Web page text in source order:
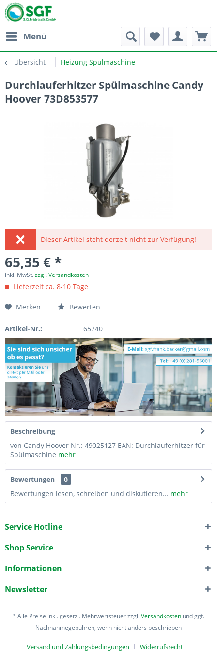
Menü
Übersicht Heizung Spülmaschine
Durchlauferhitzer Spülmaschine Candy
Hoover 73D853577
Dieser Artikel steht derzeit nicht zur Verfügung!
65,35 € *
inkl. MwSt.zzgl. Versandkosten
Lieferzeit ca. 8-10 Tage
Merken Bewerten
Artikel-Nr.: 65740
Beschreibung
von Candy Hoover Nr.: 49025127 EAN: Durchlauferhitzer für
Spülmaschine mehr
Bewertungen
0
Bewertungen lesen, schreiben und diskutieren... mehr
Service Hotline
Shop Service
Informationen
Newsletter
* Alle Preise inkl. gesetzl. Mehrwertsteuer zzgl.Versandkosten und ggf.
Nachnahmegebühren, wenn nicht anders beschrieben
Versand und Zahlungsbedingungen Widerrufsrecht